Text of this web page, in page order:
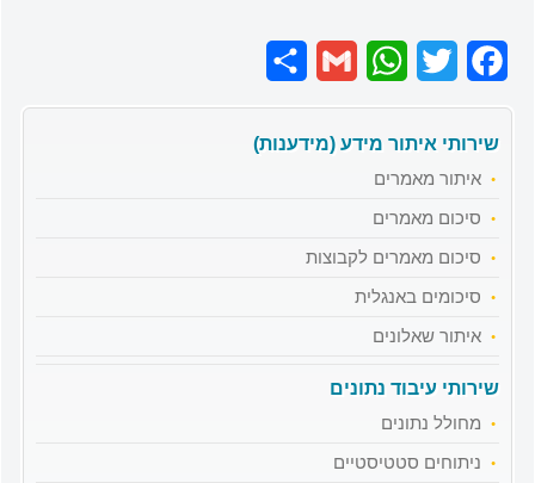
Facebook
Twitter
WhatsApp
Gmail
שירותי איתור מידע (מידענות)
איתור מאמרים
סיכום מאמרים
סיכום מאמרים לקבוצות
סיכומים באנגלית
איתור שאלונים
שירותי עיבוד נתונים
מחולל נתונים
ניתוחים סטטיסטיים